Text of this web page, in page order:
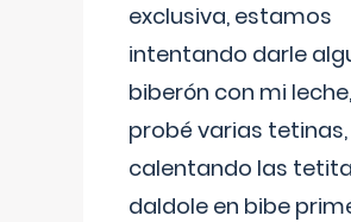
exclusiva, estamos
intentando darle
biberón con mi leche,
probé varias tetinas,
calentando las
daldole en bibe